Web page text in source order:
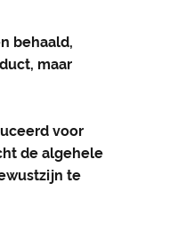
behaald,
maar
voor
de algehele
te